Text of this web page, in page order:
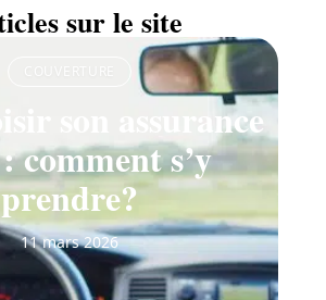
sur le site
son assurance
comment s’y
prendre?
11 mars 2026